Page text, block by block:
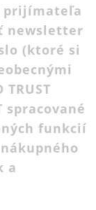
prijímateľa
newsletter
(ktoré si
spracované
funkcií
a